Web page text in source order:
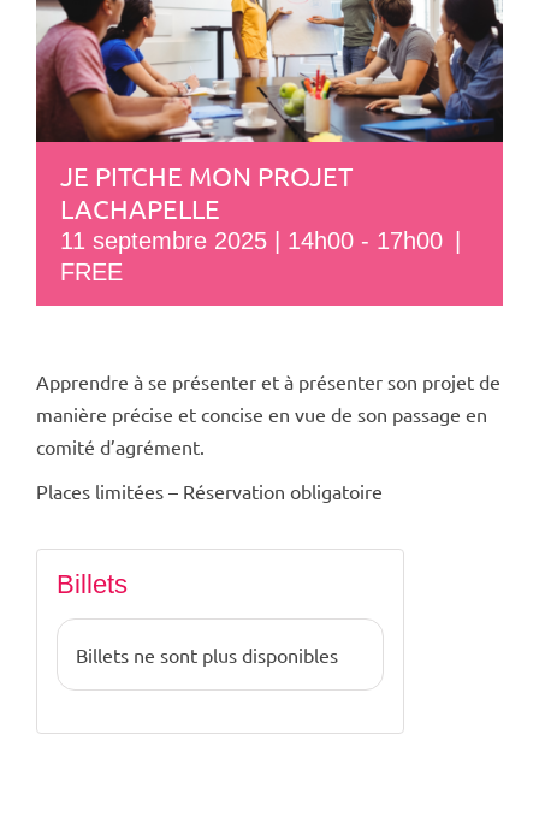
JE PITCHE MON PROJET
LACHAPELLE
11 septembre 2025 | 14h00 - 17h00
FREE
Apprendre à se présenter et à présenter son projet de
manière précise et concise en vue de son passage en
comité d’agrément.
Places limitées – Réservation obligatoire
Billets
Billets ne sont plus disponibles